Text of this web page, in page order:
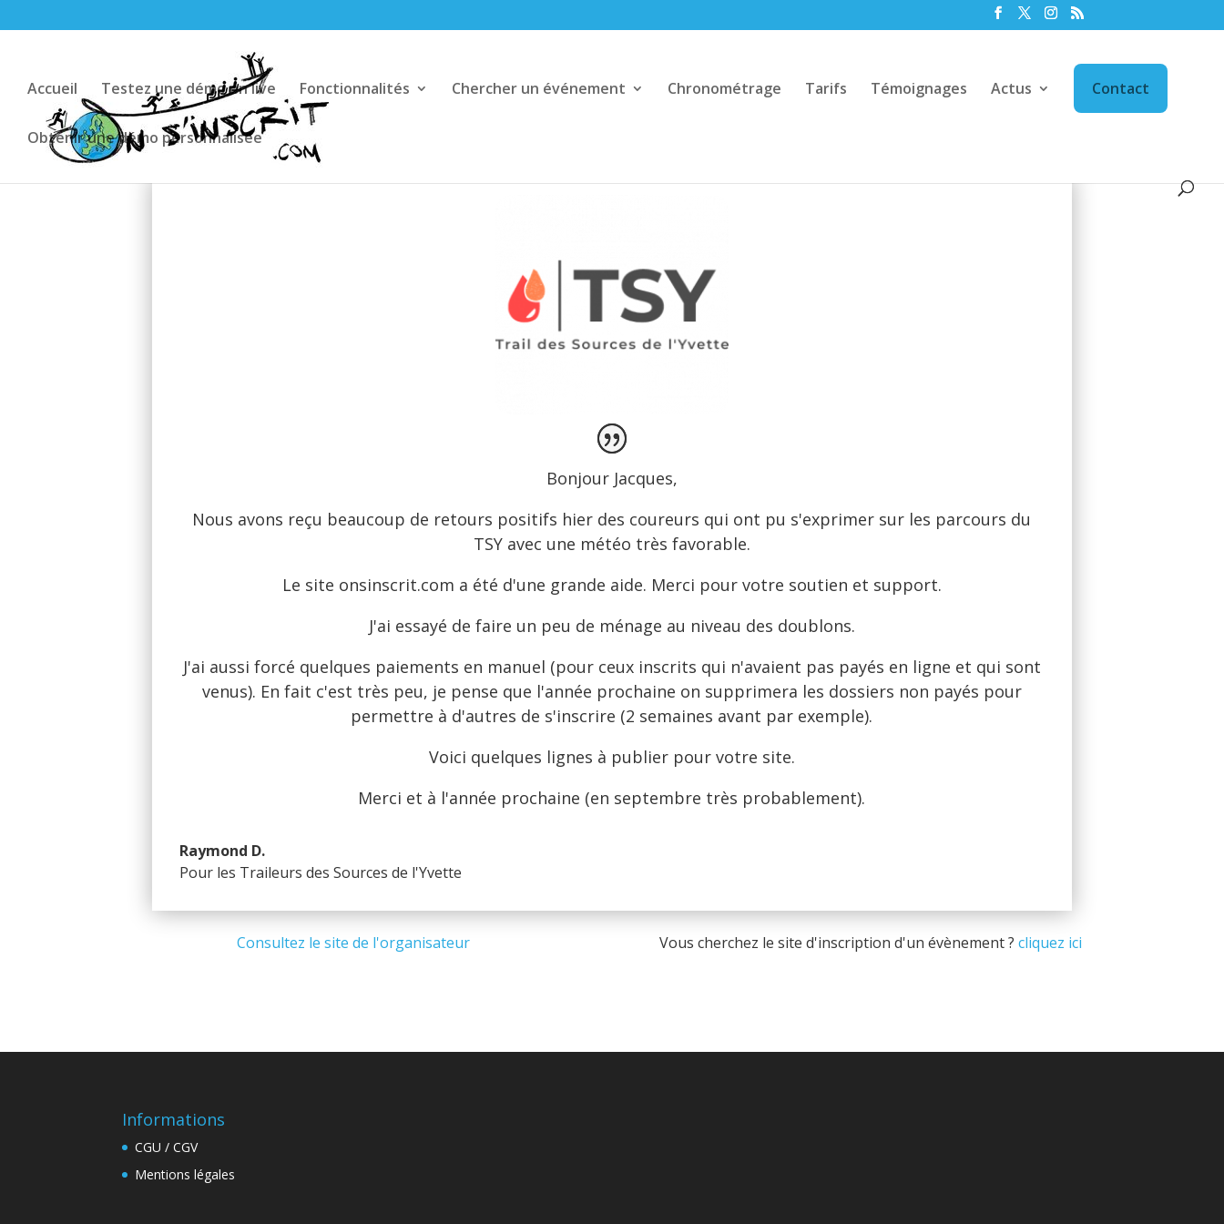
Accueil Testez une démo en live Fonctionnalités Chercher un événement Chronométrage Tarifs Témoignages Actus Contact
Obtenir une démo personnalisée
Bonjour Jacques,
Nous avons reçu beaucoup de retours positifs hier des coureurs qui ont pu s'exprimer sur les parcours du
TSY avec une météo très favorable.
Le site onsinscrit.com a été d'une grande aide. Merci pour votre soutien et support.
J'ai essayé de faire un peu de ménage au niveau des doublons.
J'ai aussi forcé quelques paiements en manuel (pour ceux inscrits qui n'avaient pas payés en ligne et qui sont
venus). En fait c'est très peu, je pense que l'année prochaine on supprimera les dossiers non payés pour
permettre à d'autres de s'inscrire (2 semaines avant par exemple).
Voici quelques lignes à publier pour votre site.
Merci et à l'année prochaine (en septembre très probablement).
Raymond D.
Pour les Traileurs des Sources de l'Yvette
Consultez le site de l'organisateur Vous cherchez le site d'inscription d'un évènement ? cliquez ici
Informations
CGU / CGV
Mentions légales